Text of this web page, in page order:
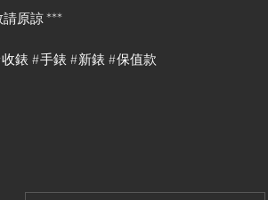
原諒 ***
錶 #手錶 #新錶 #保值款